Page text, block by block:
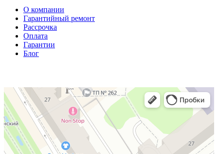
О компании
Гарантийный ремонт
Рассрочка
Оплата
Гарантии
Блог